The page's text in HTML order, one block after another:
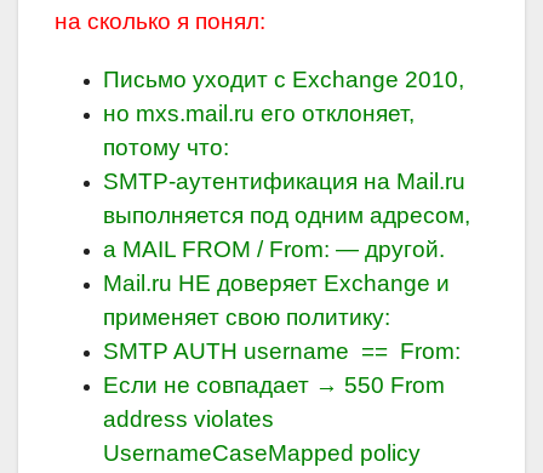
на сколько я понял:
Письмо уходит с Exchange 2010,
но mxs.mail.ru его отклоняет,
потому что:
SMTP-аутентификация на Mail.ru
выполняется под одним адресом,
а MAIL FROM / From: — другой.
Mail.ru НЕ доверяет Exchange и
применяет свою политику:
SMTP AUTH username == From:
Если не совпадает → 550 From
address violates
UsernameCaseMapped policy